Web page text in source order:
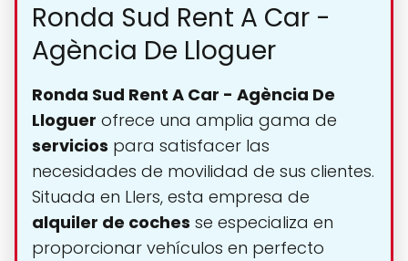
Ronda Sud Rent A Car -
Agència De Lloguer
Ronda Sud Rent A Car - Agència De
Lloguer ofrece una amplia gama de
servicios para satisfacer las
necesidades de movilidad de sus clientes.
Situada en Llers, esta empresa de
alquiler de coches se especializa en
proporcionar vehículos en perfecto